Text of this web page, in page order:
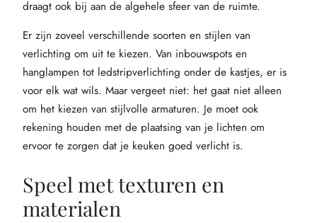
draagt ook bij aan de algehele sfeer van de ruimte.
Er zijn zoveel verschillende soorten en stijlen van
verlichting om uit te kiezen. Van inbouwspots en
hanglampen tot ledstripverlichting onder de kastjes, er is
voor elk wat wils. Maar vergeet niet: het gaat niet alleen
om het kiezen van stijlvolle armaturen. Je moet ook
rekening houden met de plaatsing van je lichten om
ervoor te zorgen dat je keuken goed verlicht is.
Speel met texturen en
materialen